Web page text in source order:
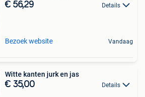
€ 56,29 Details
Bezoek website Vandaag
Witte kanten jurk en jas
€ 35,00 Details